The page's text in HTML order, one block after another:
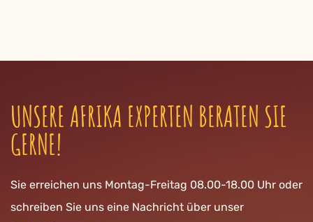
UNSERE AFRIKA EXPERTEN BERATEN SIE
GERNE!
Sie erreichen uns Montag-Freitag 08.00-18.00 Uhr oder
schreiben Sie uns eine Nachricht über unser